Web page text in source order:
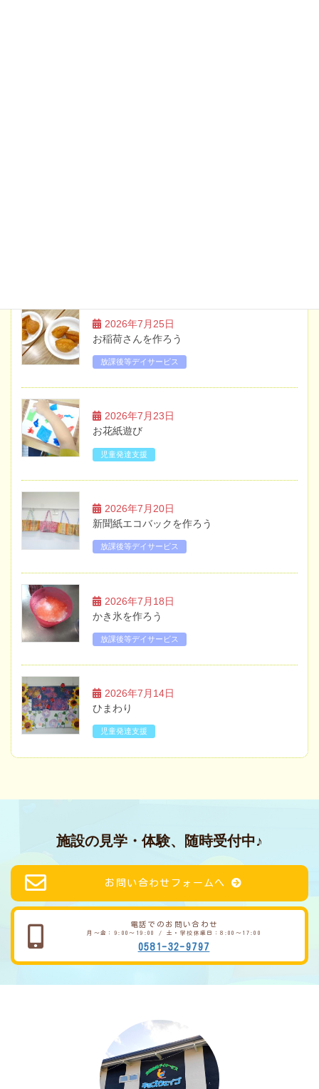
2026年7月25日
お稲荷さんを作ろう
放課後等デイサービス
2026年7月23日
お花紙遊び
児童発達支援
2026年7月20日
新聞紙エコバックを作ろう
放課後等デイサービス
2026年7月18日
かき氷を作ろう
放課後等デイサービス
2026年7月14日
ひまわり
児童発達支援
施設の見学・体験、随時受付中♪
お問い合わせフォームへ
電話でのお問い合わせ
月～金：9:00～19:00 / 土・学校休業日：8:00～17:00
0581-32-9797